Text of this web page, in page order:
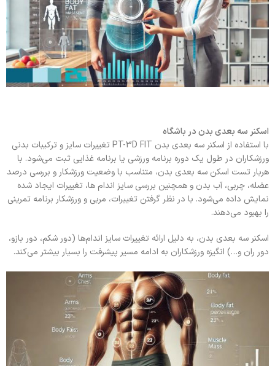
اسکنر سه بعدی بدن در باشگاه
با استفاده از اسکنر سه‌ بعدی بدن PT-3D FIT تغییرات سایز و ترکیبات بدنی
ورزشکاران در طول یک دوره برنامه ورزشی یا برنامه غذایی ثبت می‌شود. با
هربار تست اسکن سه بعدی بدن، متناسب با وضعیت ورزشکار و بررسی درصد
عضله، چربی، آب بدن و همچنین بررسی سایز اندام ها، تغییرات ایجاد شده
نمایش داده می‌شود. با در نظر گرفتن تغییرات، مربی و ورزشکار برنامه تمرینی
را بهبود می‌دهند.
اسکنر سه بعدی بدن، به دلیل ارائه تغییرات سایز اندام‌ها (دور شکم، دور بازو،
دور ران و…) انگیزه ورزشکاران به ادامه مسیر پیشرفت را بسیار بیشتر می‌کند.